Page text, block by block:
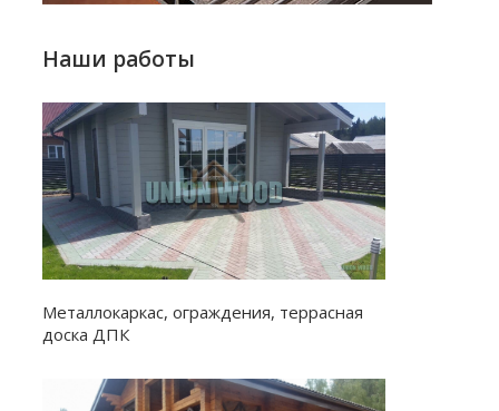
Наши работы
Металлокаркас, ограждения, террасная
доска ДПК